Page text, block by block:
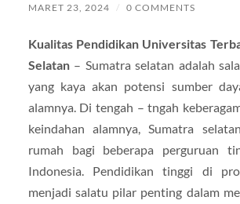
MARET 23, 2024 / 0 COMMENTS
Kualitas Pendidikan Universitas
Selatan– Sumatra selatan adalah
yang kaya akan potensi sumber
alamnya. Di tengah – tngah
keindahan alamnya, Sumatra
rumah bagi beberapa perguruan
Indonesia. Pendidikan tinggi di
menjadi salatu pilar penting dalam